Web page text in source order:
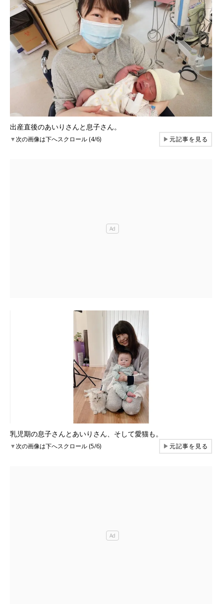
出産直後のあいりさんと息子さん。
▼次の画像は下へスクロール (4/6) ▶元記事を見る
乳児期の息子さんとあいりさん、そして愛猫も。
▼次の画像は下へスクロール (5/6) ▶元記事を見る